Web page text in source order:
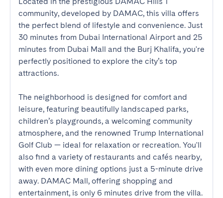
community, developed by DAMAC, this villa offers
the perfect blend of lifestyle and convenience. Just
30 minutes from Dubai International Airport and 25
minutes from Dubai Mall and the Burj Khalifa, you're
perfectly positioned to explore the city’s top
attractions.
The neighborhood is designed for comfort and
leisure, featuring beautifully landscaped parks,
children’s playgrounds, a welcoming community
atmosphere, and the renowned Trump International
Golf Club — ideal for relaxation or recreation. You'll
also find a variety of restaurants and cafés nearby,
with even more dining options just a 5-minute drive
away. DAMAC Mall, offering shopping and
entertainment, is only 6 minutes drive from the villa.